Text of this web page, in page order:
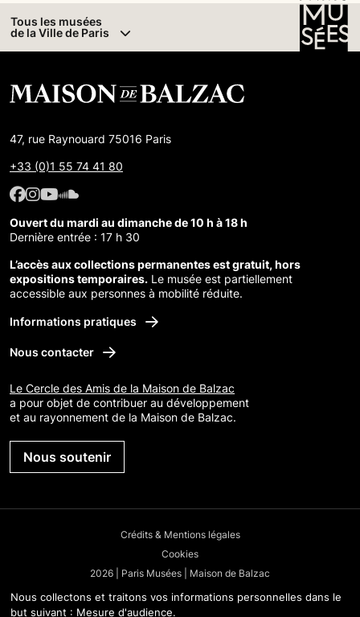
Nous collectons et traitons vos informations personnelles dans le
but suivant : Mesure d'audience.
Tous les musées
de la Ville de Paris
47, rue Raynouard 75016 Paris
+33 (0)1 55 74 41 80
Facebook : Maison de Balzac
Facebook : Maison de Balzac
Youtube : Maison de Balzac
SoundCloud : Maison de Balzac
Ouvert du mardi au dimanche de 10 h à 18 h
Dernière entrée : 17 h 30
L’accès aux collections permanentes est gratuit, hors
expositions temporaires. Le musée est partiellement
accessible aux personnes à mobilité réduite.
Informations pratiques
Nous contacter
Le Cercle des Amis de la Maison de Balzac
a pour objet de contribuer au développement
et au rayonnement de la Maison de Balzac.
Nous soutenir
Crédits & Mentions légales
Cookies
2026 | Paris Musées | Maison de Balzac